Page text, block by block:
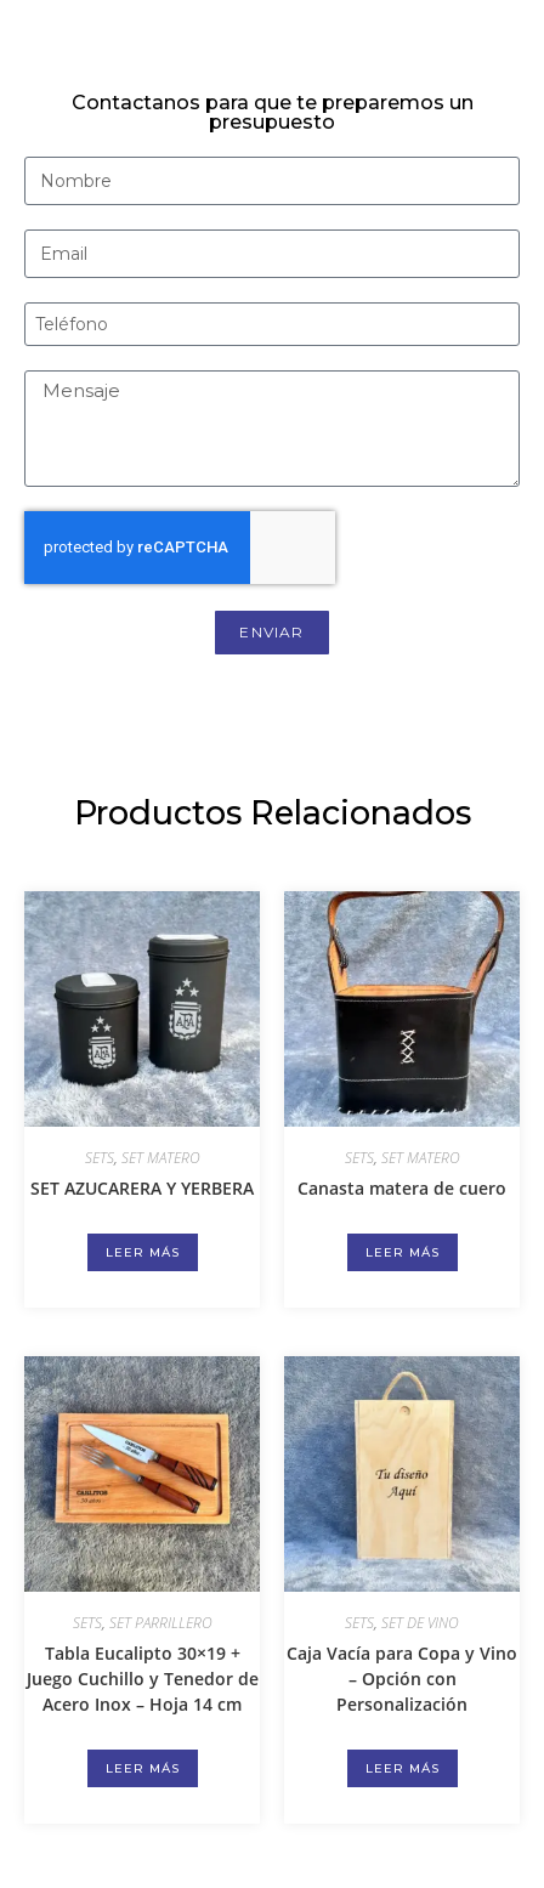
Contactanos para que te preparemos un
presupuesto
ENVIAR
Productos Relacionados
SETS, SET MATERO
SET AZUCARERA Y YERBERA
LEER MÁS
SETS, SET MATERO
Canasta matera de cuero
LEER MÁS
SETS, SET PARRILLERO
Tabla Eucalipto 30×19 +
Juego Cuchillo y Tenedor de
Acero Inox – Hoja 14 cm
LEER MÁS
SETS, SET DE VINO
Caja Vacía para Copa y Vino
– Opción con
Personalización
LEER MÁS